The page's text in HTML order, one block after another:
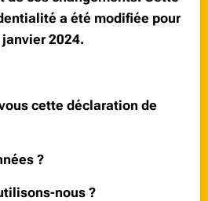
a été modifiée pour
2024.
cette déclaration de
?
nous ?